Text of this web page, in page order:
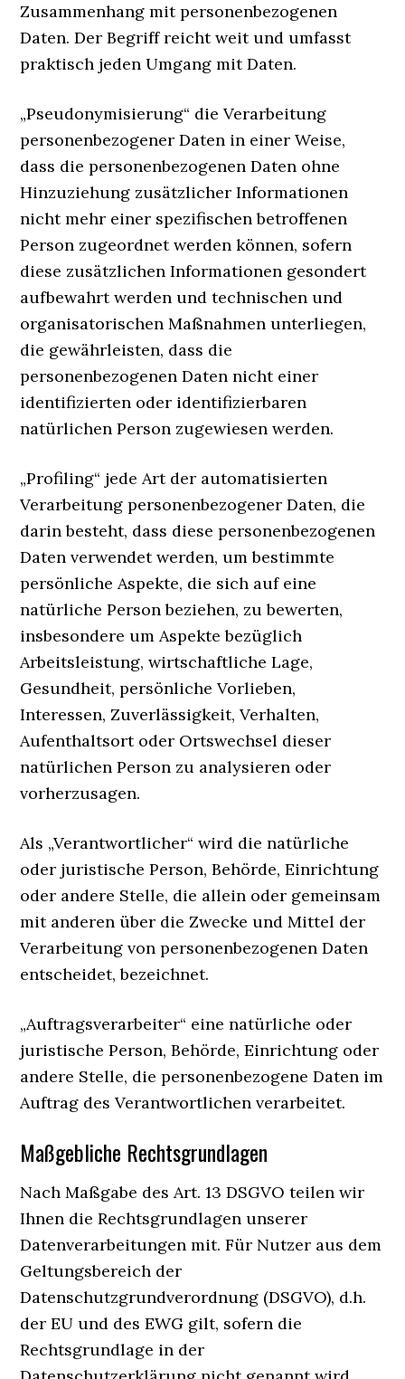
Zusammenhang mit personenbezogenen
Daten. Der Begriff reicht weit und umfasst
praktisch jeden Umgang mit Daten.
„Pseudonymisierung“ die Verarbeitung
personenbezogener Daten in einer Weise,
dass die personenbezogenen Daten ohne
Hinzuziehung zusätzlicher Informationen
nicht mehr einer spezifischen betroffenen
Person zugeordnet werden können, sofern
diese zusätzlichen Informationen gesondert
aufbewahrt werden und technischen und
organisatorischen Maßnahmen unterliegen,
die gewährleisten, dass die
personenbezogenen Daten nicht einer
identifizierten oder identifizierbaren
natürlichen Person zugewiesen werden.
„Profiling“ jede Art der automatisierten
Verarbeitung personenbezogener Daten, die
darin besteht, dass diese personenbezogenen
Daten verwendet werden, um bestimmte
persönliche Aspekte, die sich auf eine
natürliche Person beziehen, zu bewerten,
insbesondere um Aspekte bezüglich
Arbeitsleistung, wirtschaftliche Lage,
Gesundheit, persönliche Vorlieben,
Interessen, Zuverlässigkeit, Verhalten,
Aufenthaltsort oder Ortswechsel dieser
natürlichen Person zu analysieren oder
vorherzusagen.
Als „Verantwortlicher“ wird die natürliche
oder juristische Person, Behörde, Einrichtung
oder andere Stelle, die allein oder gemeinsam
mit anderen über die Zwecke und Mittel der
Verarbeitung von personenbezogenen Daten
entscheidet, bezeichnet.
„Auftragsverarbeiter“ eine natürliche oder
juristische Person, Behörde, Einrichtung oder
andere Stelle, die personenbezogene Daten im
Auftrag des Verantwortlichen verarbeitet.
Maßgebliche Rechtsgrundlagen
Nach Maßgabe des Art. 13 DSGVO teilen wir
Ihnen die Rechtsgrundlagen unserer
Datenverarbeitungen mit. Für Nutzer aus dem
Geltungsbereich der
Datenschutzgrundverordnung (DSGVO), d.h.
der EU und des EWG gilt, sofern die
Rechtsgrundlage in der